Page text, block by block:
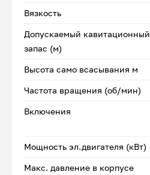
Вязкость
Допускаемый кавитационный
запас (м)
Высота само всасывания м
Частота вращения (об/мин)
Включения
Мощность эл.двигателя (кВт)
Макс. давление в корпусе